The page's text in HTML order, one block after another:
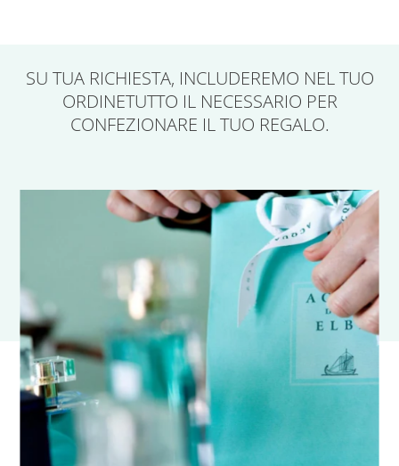
SU TUA RICHIESTA, INCLUDEREMO NEL TUO
ORDINETUTTO IL NECESSARIO PER
CONFEZIONARE IL TUO REGALO.